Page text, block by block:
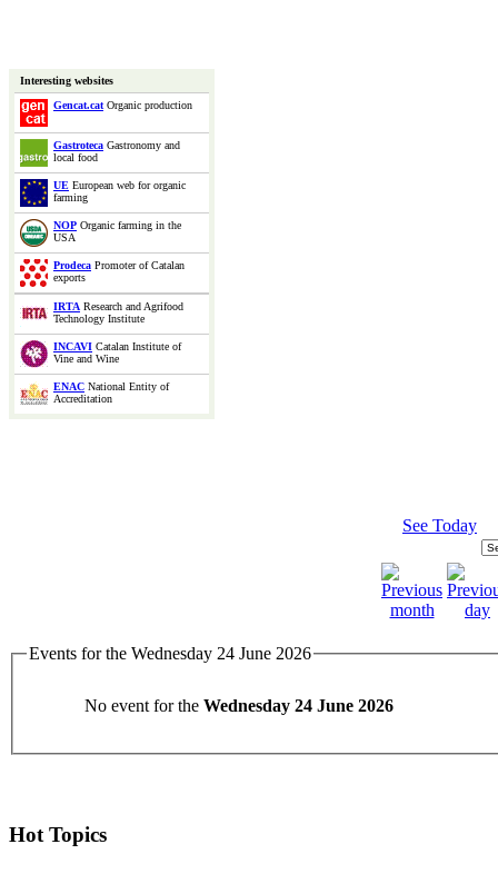
Interesting websites
Gencat.catOrganic production
Gastroteca Gastronomy and
local food
UE European web for organic
farming
NOP Organic farming in the
USA
Prodeca Promoter of Catalan
exports
IRTA Research and Agrifood
Technology Institute
INCAVI Catalan Institute of
Vine and Wine
ENAC National Entity of
Accreditation
See Today
Events for the Wednesday 24 June 2026
No event for the Wednesday 24 June 2026
Hot Topics